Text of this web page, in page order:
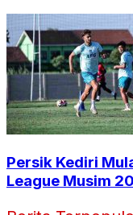
Persik Kediri
League Musim